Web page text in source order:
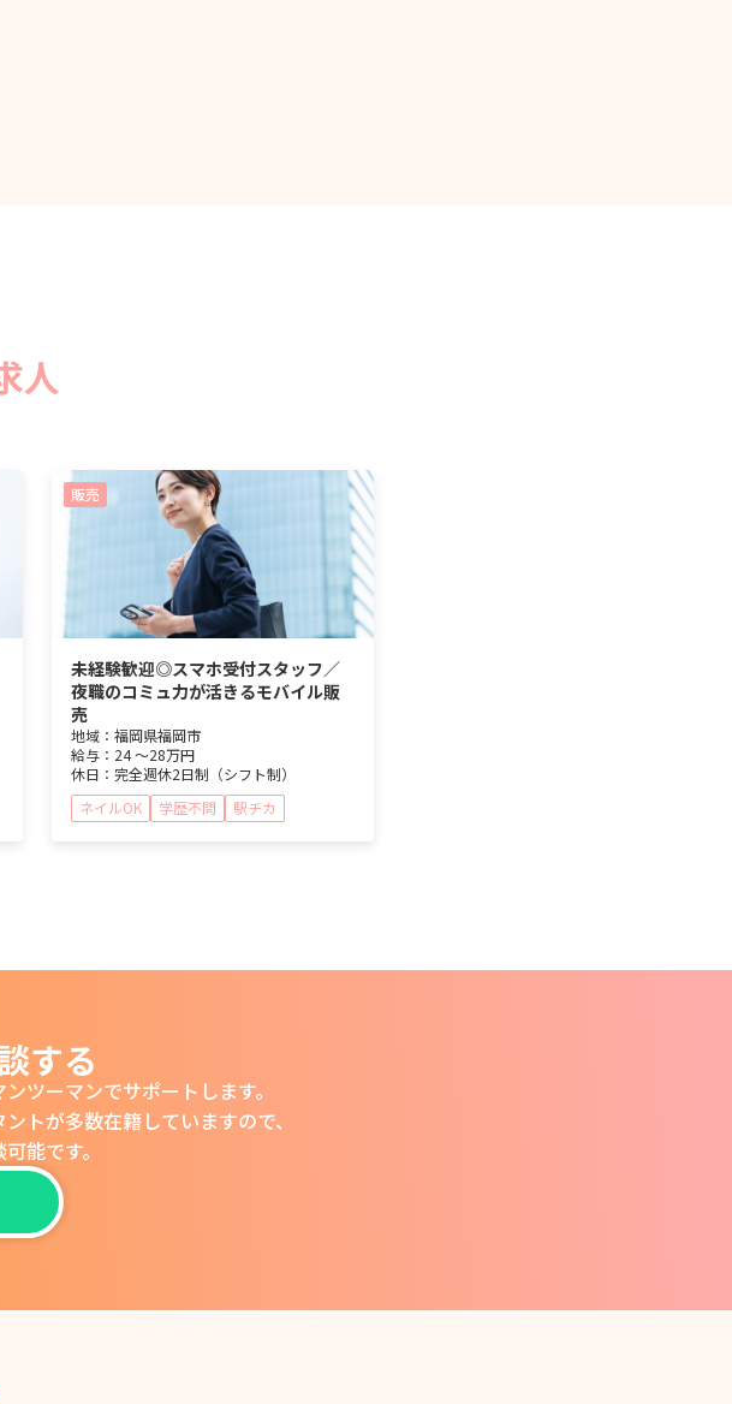
人
販売
未経験歓迎◎スマホ受付スタッフ／
夜職のコミュ力が活きるモバイル販
売
地域： 福岡県福岡市
給与： 24 ～28万円
休日： 完全週休2日制（シフト制）
ネイルOK
学歴不問 駅チカ
する
ツーマンでサポートします。
トが多数在籍していますので、
能です。